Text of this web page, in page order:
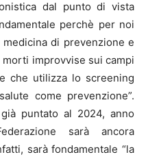
dal punto di vista
perchè per noi
di prevenzione e
improvvise sui campi
che utilizza lo screening
come prevenzione”.
puntato al 2024, anno
sarà ancora
sarà fondamentale “la